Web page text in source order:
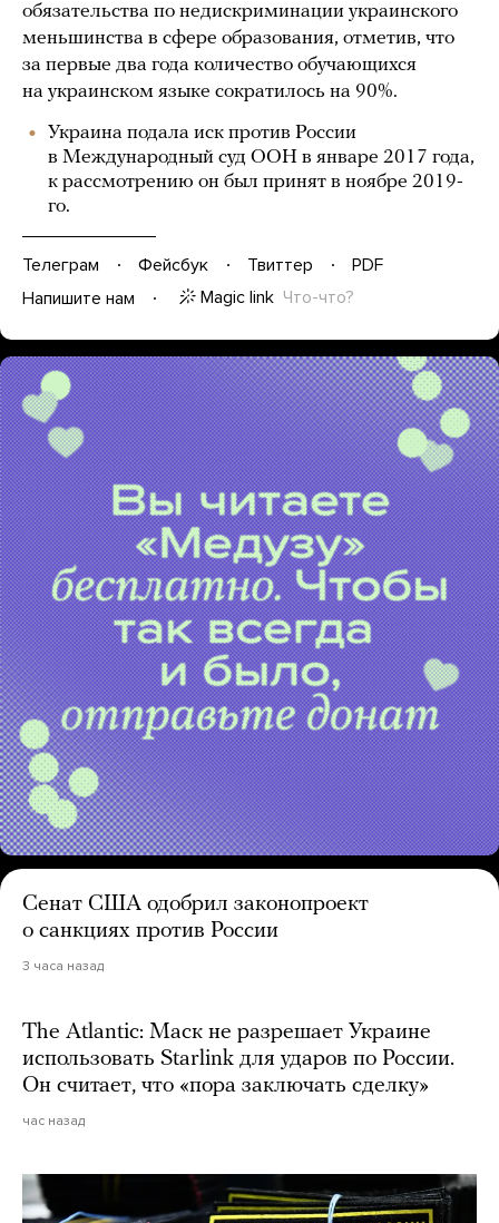
обязательства по недискриминации украинского
меньшинства в сфере образования, отметив, что
за первые два года количество обучающихся
на украинском языке сократилось на 90%.
Украина подала иск против России
в Международный суд ООН в январе 2017 года,
к рассмотрению он был принят в ноябре 2019-
го.
Телеграм Фейсбук Твиттер
PDF
Напишите нам
Magic link Что-что?
Сенат США одобрил законопроект
о санкциях против России
3 часа назад
The Atlantic: Маск не разрешает Украине
использовать Starlink для ударов по России.
Он считает, что «пора заключать сделку»
час назад